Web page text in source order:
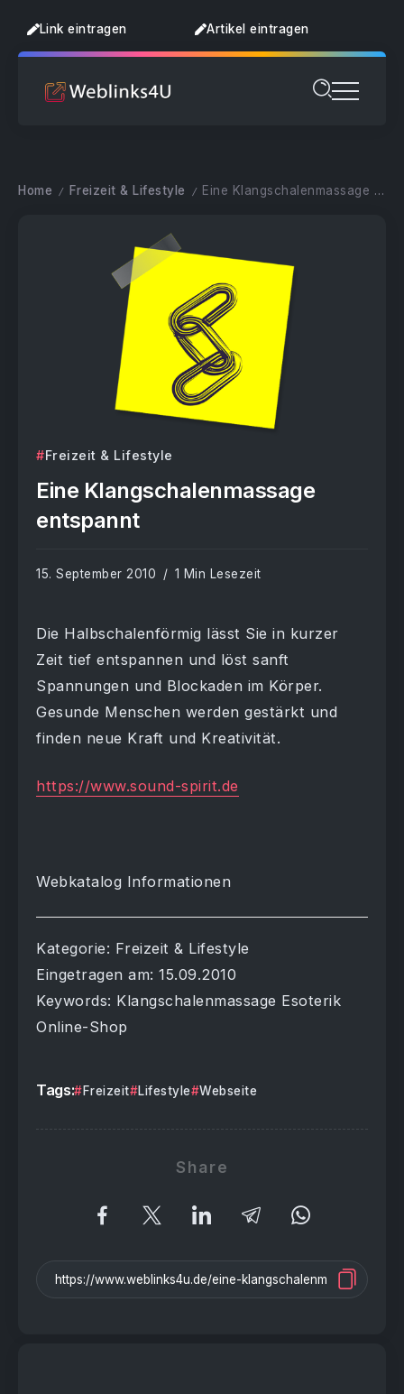
Link eintragen Artikel eintragen
Home / Freizeit & Lifestyle / Eine Klangschalenmassage entspannt
Freizeit & Lifestyle
Eine Klangschalenmassage
entspannt
15. September 2010 1 Min Lesezeit
Die Halbschalenförmig lässt Sie in kurzer
Zeit tief entspannen und löst sanft
Spannungen und Blockaden im Körper.
Gesunde Menschen werden gestärkt und
finden neue Kraft und Kreativität.
https://www.sound-spirit.de
Webkatalog Informationen
Kategorie: Freizeit & Lifestyle
Eingetragen am: 15.09.2010
Keywords: Klangschalenmassage Esoterik
Online-Shop
Tags: Freizeit Lifestyle Webseite
Share